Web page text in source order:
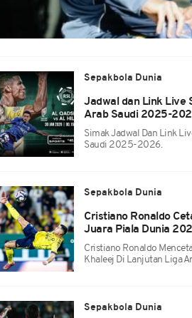
Sepakbola Dunia
Jadwal dan Link Live
Arab Saudi 2025-
Simak Jadwal Dan Link
Saudi 2025-2026.
Sepakbola Dunia
Cristiano Ronaldo
Juara Piala Dunia
Cristiano Ronaldo
Khaleej Di Lanjutan Liga
Sepakbola Dunia